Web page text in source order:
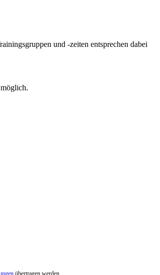
und -zeiten entsprechen dabei
übertragen werden.